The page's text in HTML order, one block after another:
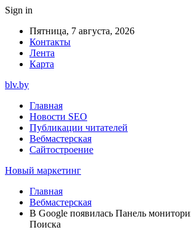
Sign in
Пятница, 7 августа, 2026
Контакты
Лента
Карта
blv.by
Главная
Новости SEO
Публикации читателей
Вебмастерская
Сайтостроение
Новый маркетинг
Главная
Вебмастерская
В Google появилась Панель
Поиска